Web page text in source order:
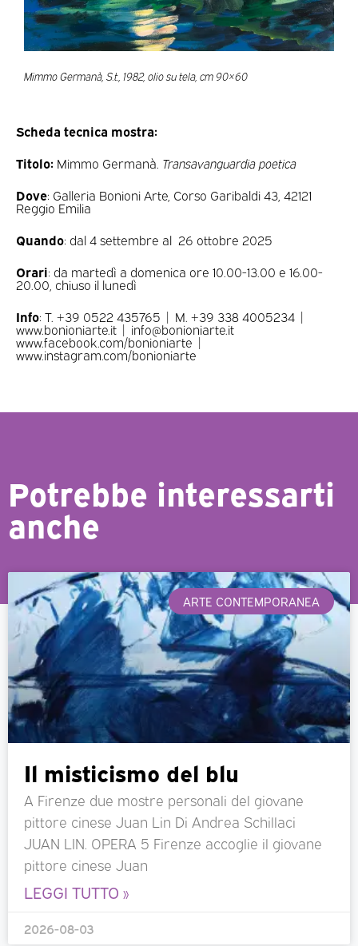
Mimmo Germanà, S.t., 1982, olio su tela, cm 90×60
Scheda tecnica mostra:
Titolo: Mimmo Germanà. Transavanguardia poetica
Dove: Galleria Bonioni Arte, Corso Garibaldi 43, 42121
Reggio Emilia
Quando: dal 4 settembre al 26 ottobre 2025
Orari: da martedì a domenica ore 10.00-13.00 e 16.00-
20.00, chiuso il lunedì
Info: T. +39 0522 435765 | M. +39 338 4005234 |
www.bonioniarte.it | info@bonioniarte.it
www.facebook.com/bonioniarte |
www.instagram.com/bonioniarte
Potrebbe interessarti
anche
ARTE CONTEMPORANEA
Il misticismo del blu
A Firenze due mostre personali del giovane
pittore cinese Juan Lin Di Andrea Schillaci
JUAN LIN. OPERA 5 Firenze accoglie il giovane
pittore cinese Juan
LEGGI TUTTO »
2026-08-03